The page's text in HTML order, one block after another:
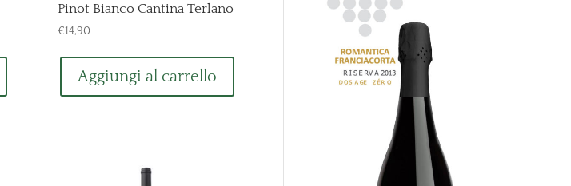
Pinot Bianco Cantina Terlano
€14,90
Aggiungi al carrello